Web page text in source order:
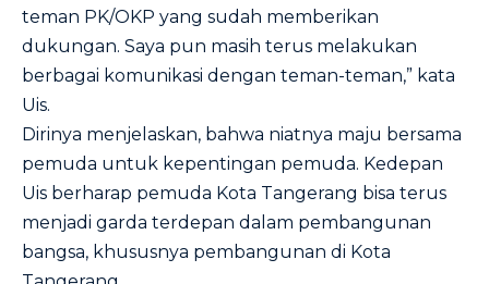
teman PK/OKP yang sudah memberikan
dukungan. Saya pun masih terus melakukan
berbagai komunikasi dengan teman-teman,” kata
Uis.
Dirinya menjelaskan, bahwa niatnya maju bersama
pemuda untuk kepentingan pemuda. Kedepan
Uis berharap pemuda Kota Tangerang bisa terus
menjadi garda terdepan dalam pembangunan
bangsa, khususnya pembangunan di Kota